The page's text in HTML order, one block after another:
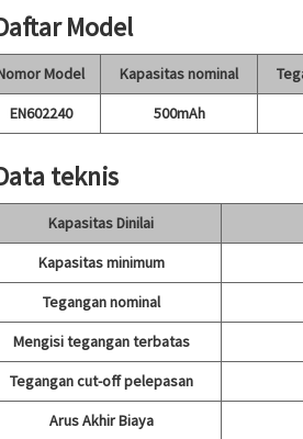
Model
Model Kapasitas nominal
EN602240
500mAh
teknis
Kapasitas Dinilai
Kapasitas minimum
Tegangan nominal
Mengisi tegangan terbatas
Tegangan cut-off pelepasan
Arus Akhir Biaya